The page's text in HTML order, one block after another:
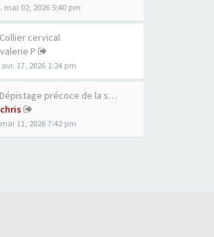
mai 02, 2026 5:40 pm
cervical
valerie P
17, 2026 1:24 pm
précoce de la s…
chris
11, 2026 7:42 pm